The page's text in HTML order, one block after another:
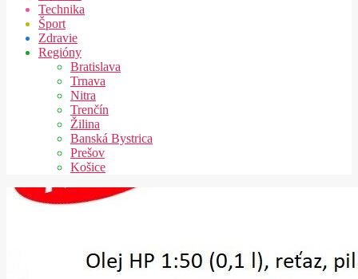
Technika
Šport
Zdravie
Regióny
Bratislava
Trnava
Nitra
Trenčín
Žilina
Banská Bystrica
Prešov
Košice